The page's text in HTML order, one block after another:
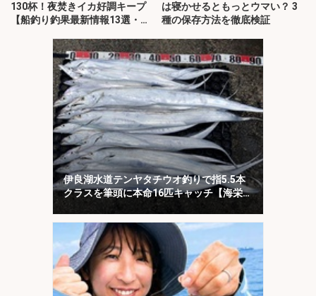
130杯！夜焚きイカ好調キープ
【船釣り釣果最新情報13選・玄
は寝かせるともっとウマい？ 3
種の保存方法を徹底検証
伊良湖水道テンヤタチウオ釣りで指5.5本
クラスを筆頭に本命16匹キャッチ【海栄